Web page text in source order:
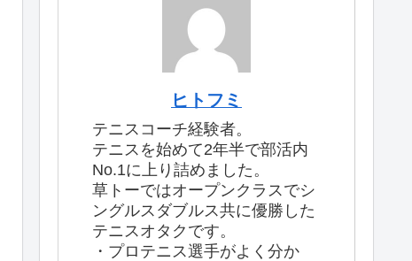
ヒトフミ
テニスコーチ経験者。
テニスを始めて2年半で部活内
No.1に上り詰めました。
草トーではオープンクラスでシ
ングルスダブルス共に優勝した
テニスオタクです。
・プロテニス選手がよく分か